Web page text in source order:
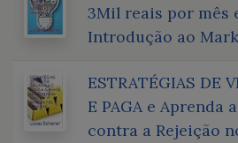
3Mil reais por mês
Introdução ao
ESTRATÉGIAS DE
E PAGA e Aprenda
contra a Rejeição